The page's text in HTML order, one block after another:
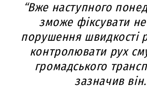
“Вже наступного
зможе фіксувати не
порушення швидкості
контролювати рух
громадського
зазначив він.